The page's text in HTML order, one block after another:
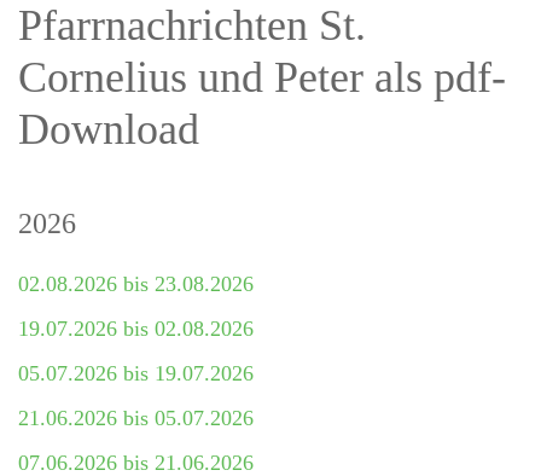
Pfarrnachrichten St.
Cornelius und Peter als pdf-
Download
2026
02.08.2026 bis 23.08.2026
19.07.2026 bis 02.08.2026
05.07.2026 bis 19.07.2026
21.06.2026 bis 05.07.2026
07.06.2026 bis 21.06.2026